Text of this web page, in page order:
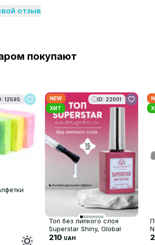
отзыв
покупают
12595
NEW
ХИТ
ID: 22001
Топ без липкого слоя
Superstar Shiny, Global
Fashion, 15 мл
210 UAH